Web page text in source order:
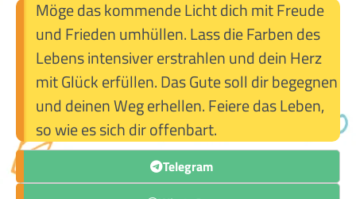
Möge das kommende Licht dich mit Freude
und Frieden umhüllen. Lass die Farben des
Lebens intensiver erstrahlen und dein Herz
mit Glück erfüllen. Das Gute soll dir begegnen
und deinen Weg erhellen. Feiere das Leben,
so wie es sich dir offenbart.
Telegram